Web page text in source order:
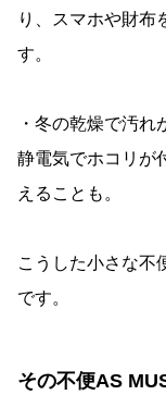
り、スマホや財布
す。
・冬の乾燥で汚れ
静電気でホコリが
えることも。
こうした小さな不
です。
その不便AS